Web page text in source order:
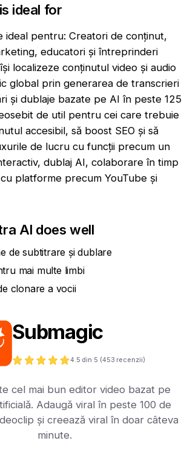
ideal for
ideal pentru: Creatori de conținut,
educatori și întreprinderi
localizeze conținutul video și audio
global prin generarea de transcrieri
și dublaje bazate pe AI în peste 125
de util pentru cei care trebuie
accesibil, să boost SEO și să
de lucru cu funcții precum un
dublaj AI, colaborare în timp
platforme precum YouTube și
AI does well
de subtitrare și dublare
mai multe limbi
clonare a vocii
Submagic
4.5 din 5 (453 recenzii)
cel mai bun editor video bazat pe
Adaugă viral în peste 100 de
și creează viral în doar câteva
minute.